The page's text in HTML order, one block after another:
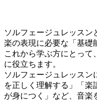
ソルフェージュレッスン
楽の表現に必要な「基礎
これから学ぶ方にとって
に役立ちます。
ソルフェージュレッスン
を正しく理解する」「楽
が身につく」など、音楽